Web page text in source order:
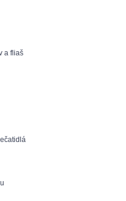
a fliaš